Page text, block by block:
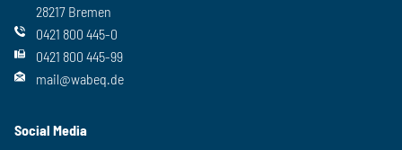
28217 Bremen
0421 800 445-0
0421 800 445-99
mail@wabeq.de
Social Media